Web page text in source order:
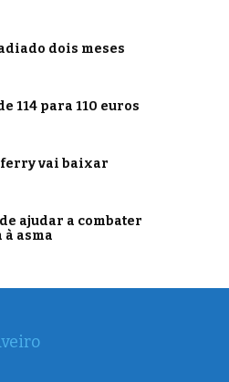
dois meses
114 para 110 euros
ferry vai baixar
ajudar a combater
asma